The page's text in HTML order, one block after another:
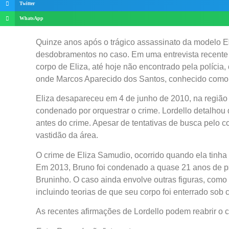
Twitter
WhatsApp
Quinze anos após o trágico assassinato da modelo
desdobramentos no caso. Em uma entrevista
corpo de Eliza, até hoje não encontrado pela
onde Marcos Aparecido dos Santos, conhecido
Eliza desapareceu em 4 de junho de 2010, na
condenado por orquestrar o crime. Lordello
antes do crime. Apesar de tentativas de busca pelo
vastidão da área.
O crime de Eliza Samudio, ocorrido quando ela
Em 2013, Bruno foi condenado a quase 21 anos de
Bruninho. O caso ainda envolve outras figuras,
incluindo teorias de que seu corpo foi enterrado sob
As recentes afirmações de Lordello podem reabrir